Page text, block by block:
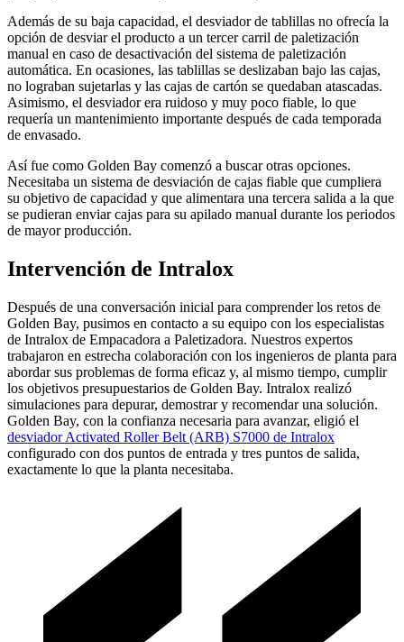
Además de su baja capacidad, el desviador de tablillas no ofrecía la
opción de desviar el producto a un tercer carril de paletización
manual en caso de desactivación del sistema de paletización
automática. En ocasiones, las tablillas se deslizaban bajo las cajas,
no lograban sujetarlas y las cajas de cartón se quedaban atascadas.
Asimismo, el desviador era ruidoso y muy poco fiable, lo que
requería un mantenimiento importante después de cada temporada
de envasado.
Así fue como Golden Bay comenzó a buscar otras opciones.
Necesitaba un sistema de desviación de cajas fiable que cumpliera
su objetivo de capacidad y que alimentara una tercera salida a la que
se pudieran enviar cajas para su apilado manual durante los periodos
de mayor producción.
Intervención de Intralox
Después de una conversación inicial para comprender los retos de
Golden Bay, pusimos en contacto a su equipo con los especialistas
de Intralox de Empacadora a Paletizadora. Nuestros expertos
trabajaron en estrecha colaboración con los ingenieros de planta para
abordar sus problemas de forma eficaz y, al mismo tiempo, cumplir
los objetivos presupuestarios de Golden Bay. Intralox realizó
simulaciones para depurar, demostrar y recomendar una solución.
Golden Bay, con la confianza necesaria para avanzar, eligió el
desviador Activated Roller Belt (ARB) S7000 de Intralox
configurado con dos puntos de entrada y tres puntos de salida,
exactamente lo que la planta necesitaba.